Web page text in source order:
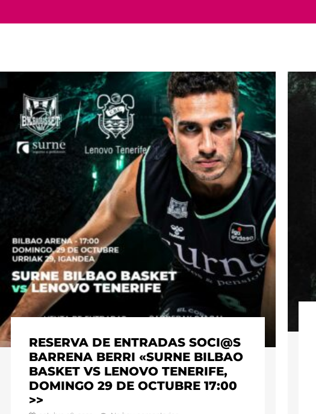
RESERVA DE ENTRADAS SOCI@S
BARRENA BERRI «SURNE BILBAO
BASKET VS LENOVO TENERIFE,
DOMINGO 29 DE OCTUBRE 17:00
>>